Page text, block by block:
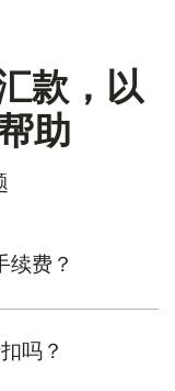
款，以
助
续费？
吗？